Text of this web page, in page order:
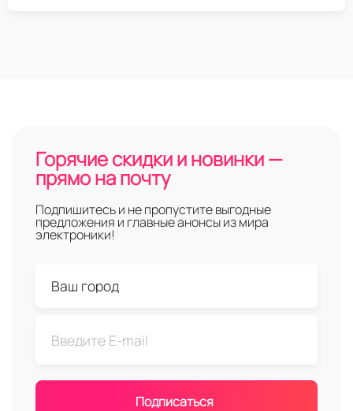
Горячие скидки и новинки —
прямо на почту
Подпишитесь и не пропустите выгодные
предложения и главные анонсы из мира
электроники!
Подписаться